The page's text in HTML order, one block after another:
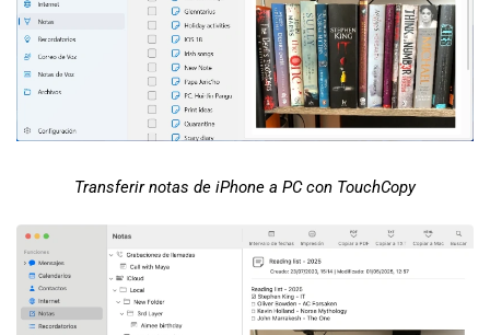
Transferir notas de iPhone a PC con TouchCopy